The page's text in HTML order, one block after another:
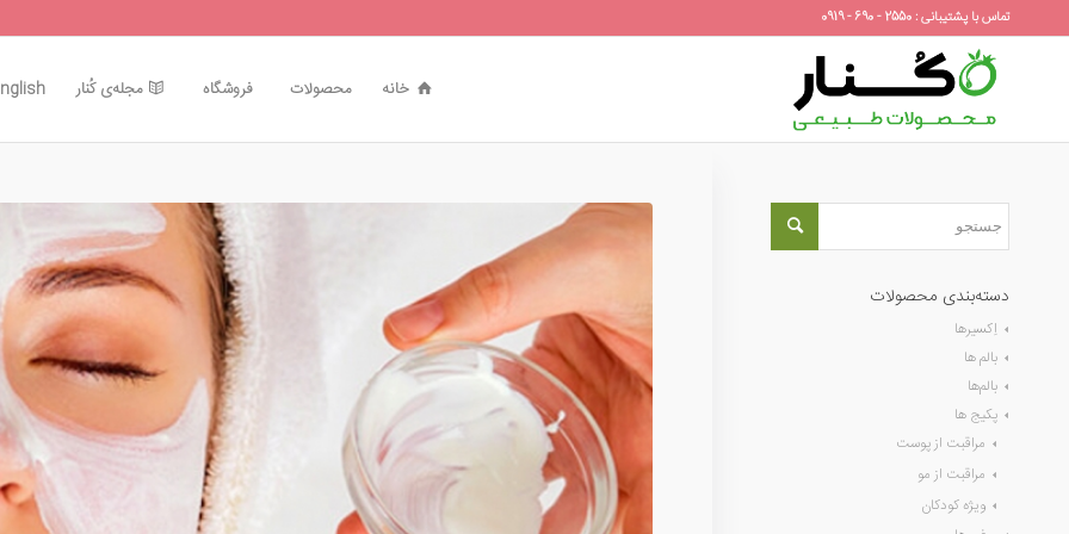
تماس با پشتیبانی : 2550 - 690 - 0919
خانه محصولات فروشگاه مجله‌ی کُنار
دسته‌بندی محصولات
اِکسیرها
بالم ها
بالم‌ها
پکیج ها
مراقبت از پوست
مراقبت از مو
ویژه کودکان